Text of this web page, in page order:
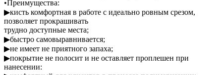
•Преимущества:
▶кисть комфортная в работе с идеально ровным срезом,
позволяет прокрашивать
трудно доступные места;
▶быстро самовыравнивается;
▶не имеет не приятного запаха;
▶покрытие не полосит и не оставляет проплешен при
нанесении: